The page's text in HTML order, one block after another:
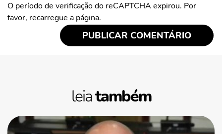
O período de verificação do reCAPTCHA expirou. Por
favor, recarregue a página.
leiatambém